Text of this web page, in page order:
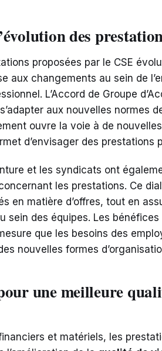
des
proposées par le CSE
aux changements au sein de
L’Accord de Groupe
aux nouvelles normes
ouvre la voie à de
d’envisager des prestations
et les syndicats ont
les prestations. Ce
en matière d’offres, tout en
sein des équipes. Les bénéfices
que les besoins des
nouvelles formes
une meilleure
et matériels, les